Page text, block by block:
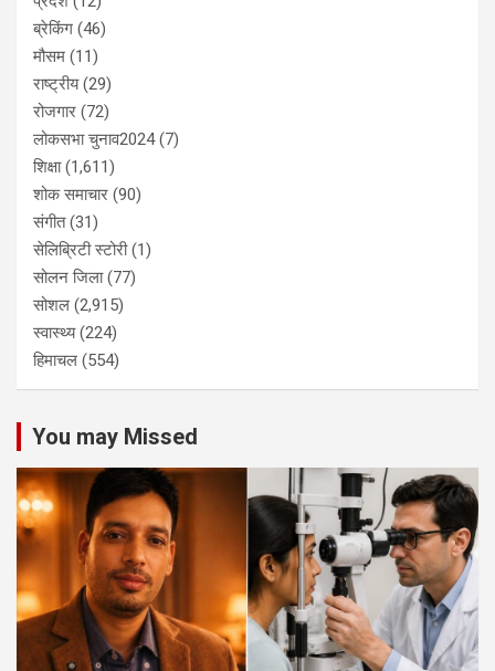
ब्रेकिंग (46)
मौसम (11)
राष्ट्रीय(29)
रोजगार (72)
लोकसभा चुनाव2024(7)
शिक्षा(1,611)
शोक समाचार (90)
संगीत(31)
सेलिब्रिटी स्टोरी(1)
सोलन जिला(77)
सोशल (2,915)
स्वास्थ्य(224)
हिमाचल (554)
You may Missed